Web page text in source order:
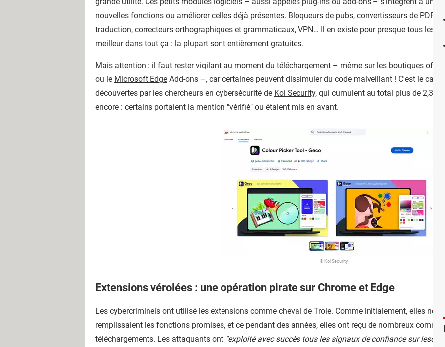
nouvelles fonctions ou améliorer celles déjà présentes. Bloqueurs de pubs, convertisseurs de PDF,
traduction, correcteurs orthographiques et grammaticaux, VPN… Il en existe pour presque tous les
meilleur dans tout ça : la plupart sont entièrement gratuites.
Mais attention : il faut rester vigilant au moment du téléchargement – même sur les boutiques
ou le Microsoft Edge Add-ons –, car certaines peuvent dissimuler du code malveillant ! C'est le cas
découvertes par les chercheurs en cybersécurité de Koi Security, qui cumulent au total plus de 2,3
encore : certains portaient la mention "vérifié" ou étaient mis en avant.
© Koi Security
Extensions vérolées : une opération pirate sur Chrome et Edge
Les cybercriminels ont utilisé les extensions comme cheval de Troie. Comme initialement, elles ne
remplissaient les fonctions promises, et ce pendant des années, elles ont reçu de nombreux
téléchargements. Les attaquants ont "exploité avec succès tous les signaux de confiance sur